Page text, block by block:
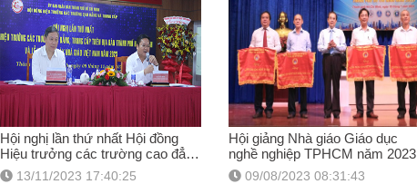
Hội nghị lần thứ nhất Hội đồng
Hiệu trưởng các trường cao đẳng
và trung cấp TPHCM năm 2023
13/11/2023 17:40:25
Hội giảng Nhà giáo Giáo dục
nghề nghiệp TPHCM năm 2023
09/08/2023 08:31:43